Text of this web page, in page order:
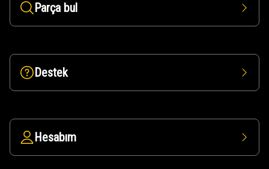
Parça bul
Destek
Hesabım